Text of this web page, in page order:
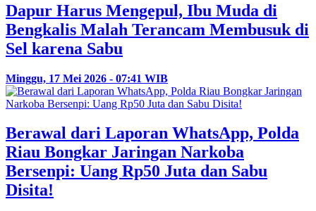
Dapur Harus Mengepul, Ibu Muda di
Bengkalis Malah Terancam Membusuk di
Sel karena Sabu
Minggu, 17 Mei 2026 - 07:41 WIB
Berawal dari Laporan WhatsApp, Polda
Riau Bongkar Jaringan Narkoba
Bersenpi: Uang Rp50 Juta dan Sabu
Disita!